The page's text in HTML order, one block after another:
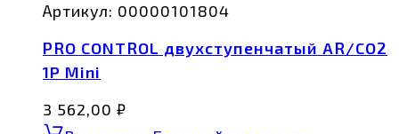
Артикул: 00000101804
PRO CONTROL двухступенчатый AR/CO2
1Р Mini
3 562,00 ₽